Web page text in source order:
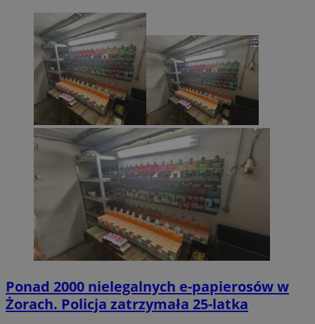
Ponad 2000 nielegalnych e-papierosów w
Żorach. Policja zatrzymała 25-latka